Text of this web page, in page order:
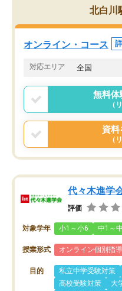
北白川
オンライン・コース
対応エリア 全国
無料体
（
資料
（
代々木進学
評価
対象学年 小1～小6 中1～
授業形式 オンライン個別指
目的 私立中学受験対策
高校受験対策
大